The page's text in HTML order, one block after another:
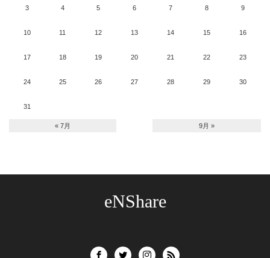
3 4 5 6 7 8 9
10 11 12 13 14 15 16
17 18 19 20 21 22 23
24 25 26 27 28 29 30
31
« 7月 9月 »
eNShare